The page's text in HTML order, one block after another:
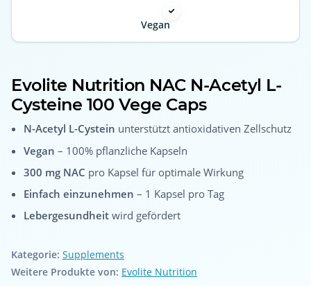
Vegan
Evolite Nutrition NAC N-Acetyl L-
Cysteine 100 Vege Caps
N-Acetyl L-Cystein unterstützt antioxidativen Zellschutz
Vegan – 100% pflanzliche Kapseln
300 mg NAC pro Kapsel für optimale Wirkung
Einfach einzunehmen – 1 Kapsel pro Tag
Lebergesundheit wird gefördert
Kategorie: Supplements
Weitere Produkte von: Evolite Nutrition